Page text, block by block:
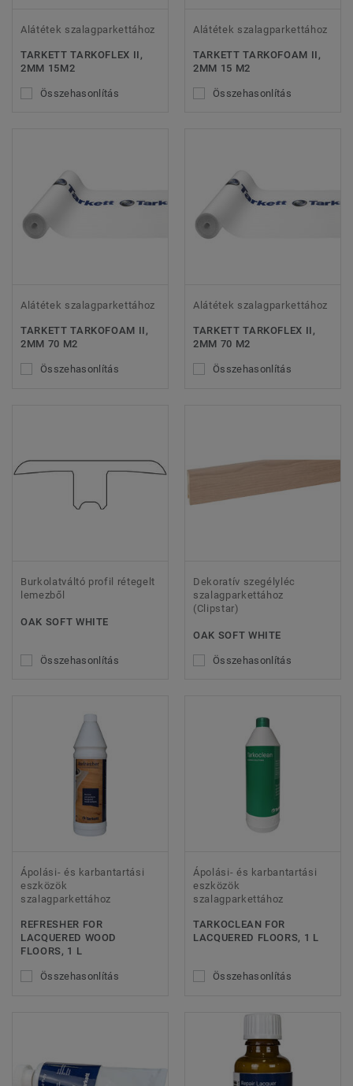
Alátétek szalagparkettához
TARKETT TARKOFLEX II,
2MM 15M2
Összehasonlítás
Alátétek szalagparkettához
TARKETT TARKOFOAM II,
2MM 15 M2
Összehasonlítás
Alátétek szalagparkettához
TARKETT TARKOFOAM II,
2MM 70 M2
Összehasonlítás
Alátétek szalagparkettához
TARKETT TARKOFLEX II,
2MM 70 M2
Összehasonlítás
Burkolatváltó profil rétegelt
lemezből
OAK SOFT WHITE
Összehasonlítás
Dekoratív szegélyléc
szalagparkettához
(Clipstar)
OAK SOFT WHITE
Összehasonlítás
Ápolási- és karbantartási
eszközök
szalagparkettához
REFRESHER FOR
LACQUERED WOOD
FLOORS, 1 L
Összehasonlítás
Ápolási- és karbantartási
eszközök
szalagparkettához
TARKOCLEAN FOR
LACQUERED FLOORS, 1 L
Összehasonlítás